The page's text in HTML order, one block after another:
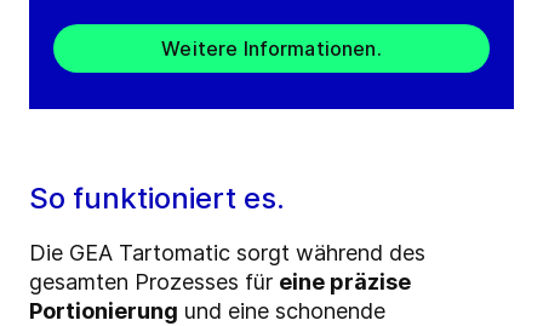
Weitere Informationen.
So funktioniert es.
Die GEA Tartomatic sorgt während des
gesamten Prozesses für eine präzise
Portionierung und eine schonende